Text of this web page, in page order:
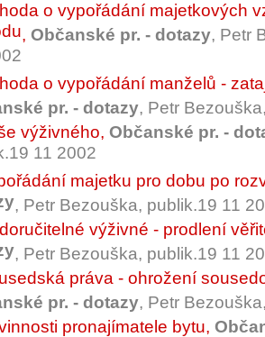
o vypořádání majetkových
, Občanské pr. - dotazy, Petr
o vypořádání manželů -
pr. - dotazy, Petr
výživného, Občanské pr. -
11 2002
majetku pro dobu po
, Petr Bezouška, publik.19 11
výživné - prodlení
, Petr Bezouška, publik.19 11
práva - ohrožení
pr. - dotazy, Petr
pronajímatele bytu,